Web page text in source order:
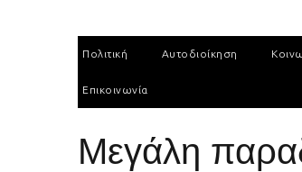
Πολιτική Αυτοδιοίκηση
Επικοινωνία
Μεγάλη